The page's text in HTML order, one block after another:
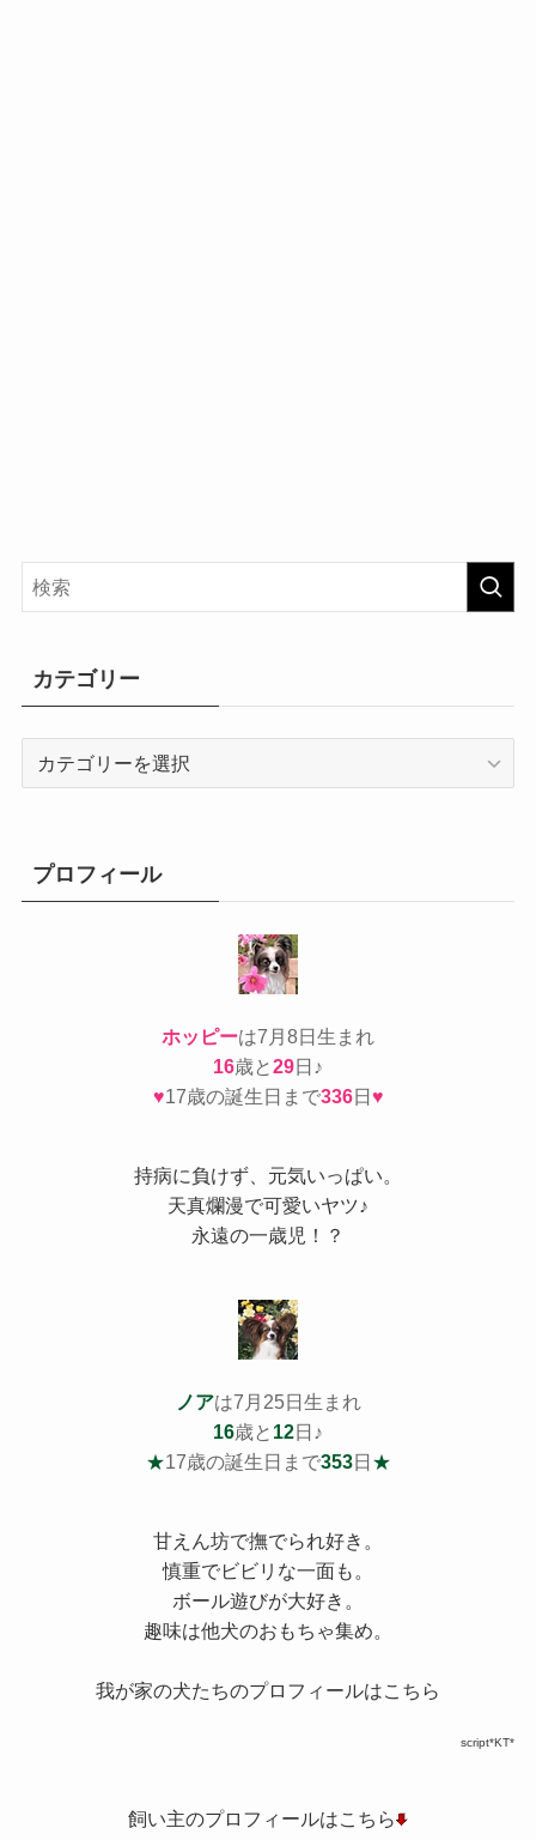
カテゴリー
ープロフィール
ホッピーは7月8日生まれ
16歳と29日♪
♥17歳の誕生日まで336日♥
持病に負けず、元気いっぱい。
天真爛漫で可愛いヤツ♪
永遠の一歳児！？
ノアは7月25日生まれ
16歳と 12日♪
★17歳の誕生日まで353日 ★
甘えん坊で撫でられ好き。
慎重でビビリな一面も。
ボール遊びが大好き。
趣味は他犬のおもちゃ集め。
我が家の犬たちのプロフィールはこちら
script*KT*
飼い主のプロフィールはこちら